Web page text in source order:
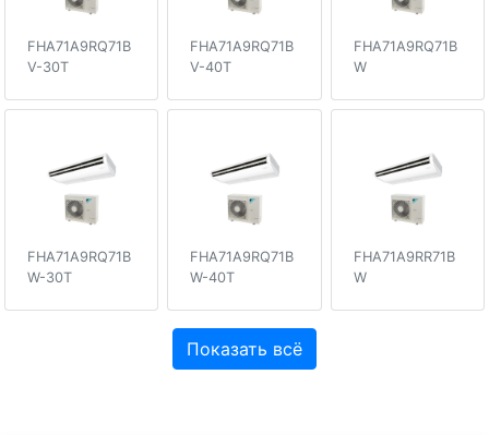
FHA71A9RQ71B
V-30T
FHA71A9RQ71B
V-40T
FHA71A9RQ71B
W
FHA71A9RQ71B
W-30T
FHA71A9RQ71B
W-40T
FHA71A9RR71B
W
Показать всё